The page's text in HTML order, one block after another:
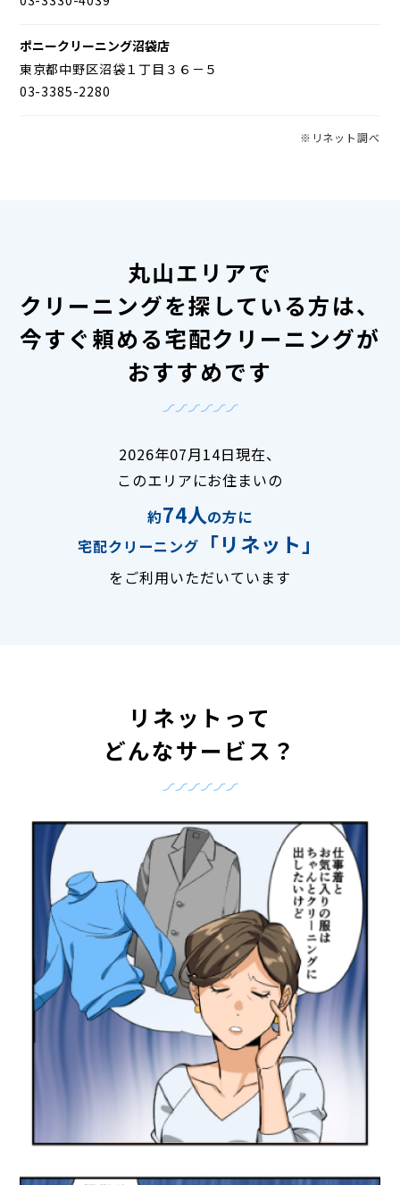
ポニークリーニング沼袋店
東京都中野区沼袋１丁目３６－５
03-3385-2280
※リネット調べ
丸山エリアで
クリーニングを探している方は、
今すぐ頼める宅配クリーニングが
おすすめです
2026年07月14日現在、
このエリアにお住まいの
約74人の方に
宅配クリーニング
「リネット」
をご利用いただいています
リネットって
どんなサービス？